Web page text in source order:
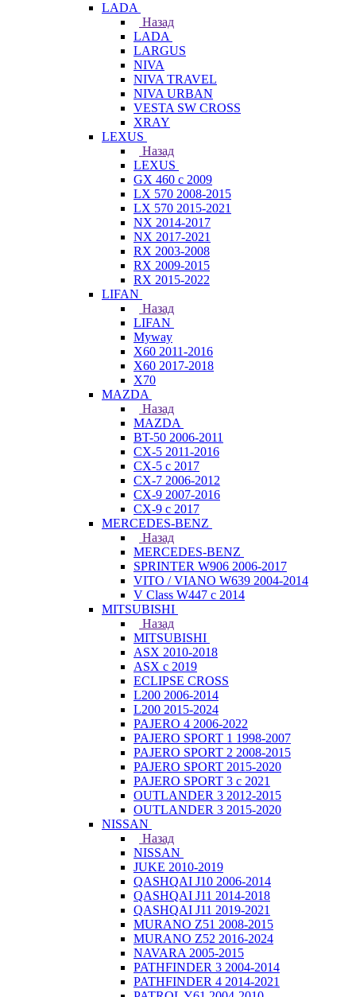
LADA
Назад
LADA
LARGUS
NIVA
NIVA TRAVEL
NIVA URBAN
VESTA SW CROSS
XRAY
LEXUS
Назад
LEXUS
GX 460 с 2009
LX 570 2008-2015
LX 570 2015-2021
NX 2014-2017
NX 2017-2021
RX 2003-2008
RX 2009-2015
RX 2015-2022
LIFAN
Назад
LIFAN
Myway
X60 2011-2016
X60 2017-2018
X70
MAZDA
Назад
MAZDA
BT-50 2006-2011
CX-5 2011-2016
CX-5 с 2017
CX-7 2006-2012
CX-9 2007-2016
CX-9 с 2017
MERCEDES-BENZ
Назад
MERCEDES-BENZ
SPRINTER W906 2006-2017
VITO / VIANO W639 2004-2014
V Class W447 с 2014
MITSUBISHI
Назад
MITSUBISHI
ASX 2010-2018
ASX с 2019
ECLIPSE CROSS
L200 2006-2014
L200 2015-2024
PAJERO 4 2006-2022
PAJERO SPORT 1 1998-2007
PAJERO SPORT 2 2008-2015
PAJERO SPORT 2015-2020
PAJERO SPORT 3 с 2021
OUTLANDER 3 2012-2015
OUTLANDER 3 2015-2020
NISSAN
Назад
NISSAN
JUKE 2010-2019
QASHQAI J10 2006-2014
QASHQAI J11 2014-2018
QASHQAI J11 2019-2021
MURANO Z51 2008-2015
MURANO Z52 2016-2024
NAVARA 2005-2015
PATHFINDER 3 2004-2014
PATHFINDER 4 2014-2021